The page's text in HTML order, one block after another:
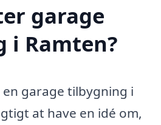
garage
Ramten?
garage tilbygning i
at have en idé om,